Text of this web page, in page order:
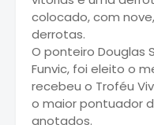
colocado, com
derrotas.
O ponteiro Douglas
Funvic, foi eleito o
recebeu o Troféu
o maior pontuador
anotados.